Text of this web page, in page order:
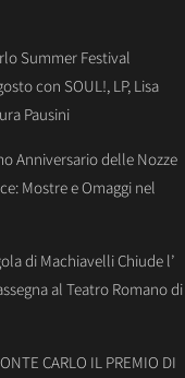
Summer Festival
con SOUL!, LP, Lisa
Pausini
Anniversario delle Nozze
Mostre e Omaggi nel
di Machiavelli Chiude l’
al Teatro Romano di
CARLO IL PREMIO DI